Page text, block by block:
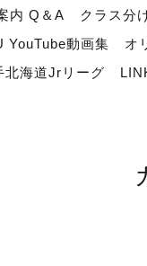
内 Q＆A クラス分
YouTube動画集
オ
北海道Jrリーグ